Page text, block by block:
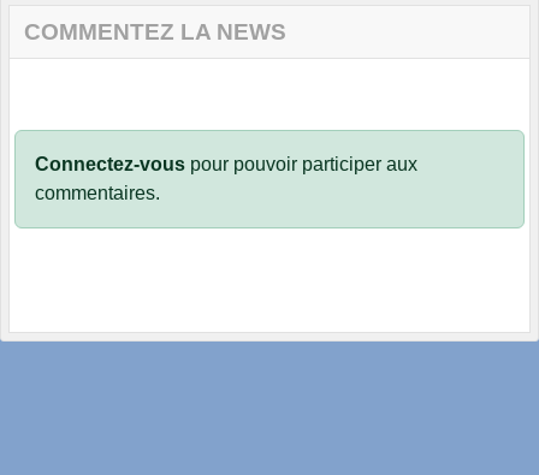
COMMENTEZ LA NEWS
Connectez-vous pour pouvoir participer aux
commentaires.